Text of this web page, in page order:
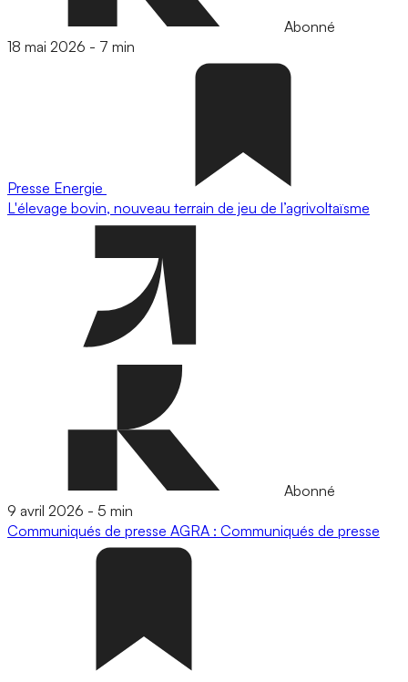
Abonné
18 mai 2026 - 7 min
Presse Energie
L'élevage bovin, nouveau terrain de jeu de l’agrivoltaïsme
Abonné
9 avril 2026 - 5 min
Communiqués de presse AGRA : Communiqués de presse